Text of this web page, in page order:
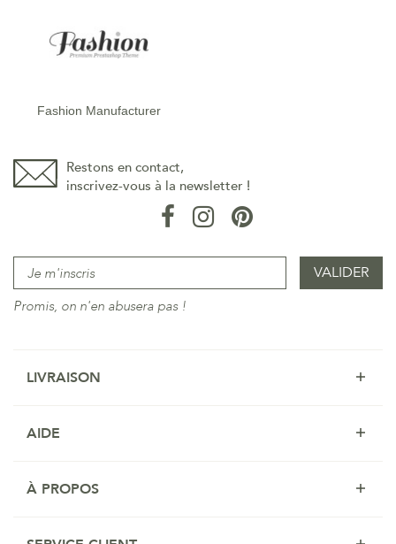
Fashion Manufacturer
Restons en contact,
inscrivez-vous à la newsletter !
Promis, on n'en abusera pas !
LIVRAISON
AIDE
À PROPOS